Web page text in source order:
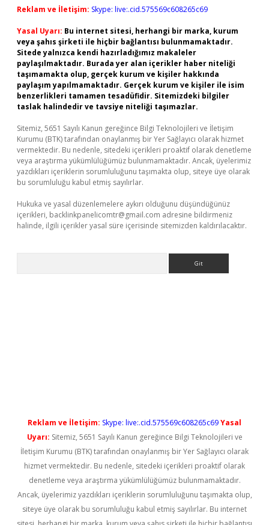
Reklam ve İletişim: Skype: live:.cid.575569c608265c69
Yasal Uyarı: Bu internet sitesi, herhangi bir marka, kurum
veya şahıs şirketi ile hiçbir bağlantısı bulunmamaktadır.
Sitede yalnızca kendi hazırladığımız makaleler
paylaşılmaktadır. Burada yer alan içerikler haber niteliği
taşımamakta olup, gerçek kurum ve kişiler hakkında
paylaşım yapılmamaktadır. Gerçek kurum ve kişiler ile isim
benzerlikleri tamamen tesadüfidir. Sitemizdeki bilgiler
taslak halindedir ve tavsiye niteliği taşımazlar.
Sitemiz, 5651 Sayılı Kanun gereğince Bilgi Teknolojileri ve İletişim
Kurumu (BTK) tarafından onaylanmış bir Yer Sağlayıcı olarak hizmet
vermektedir. Bu nedenle, sitedeki içerikleri proaktif olarak denetleme
veya araştırma yükümlülüğümüz bulunmamaktadır. Ancak, üyelerimiz
yazdıkları içeriklerin sorumluluğunu taşımakta olup, siteye üye olarak
bu sorumluluğu kabul etmiş sayılırlar.
Hukuka ve yasal düzenlemelere aykırı olduğunu düşündüğünüz
içerikleri, backlinkpanelicomtr@gmail.com adresine bildirmeniz
halinde, ilgili içerikler yasal süre içerisinde sitemizden kaldırılacaktır.
Reklam ve İletişim: Skype: live:.cid.575569c608265c69Yasal
Uyarı: Sitemiz, 5651 Sayılı Kanun gereğince Bilgi Teknolojileri ve
İletişim Kurumu (BTK) tarafından onaylanmış bir Yer Sağlayıcı olarak
hizmet vermektedir. Bu nedenle, sitedeki içerikleri proaktif olarak
denetleme veya araştırma yükümlülüğümüz bulunmamaktadır.
Ancak, üyelerimiz yazdıkları içeriklerin sorumluluğunu taşımakta olup,
siteye üye olarak bu sorumluluğu kabul etmiş sayılırlar. Bu internet